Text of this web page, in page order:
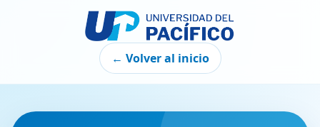
← Volver al inicio